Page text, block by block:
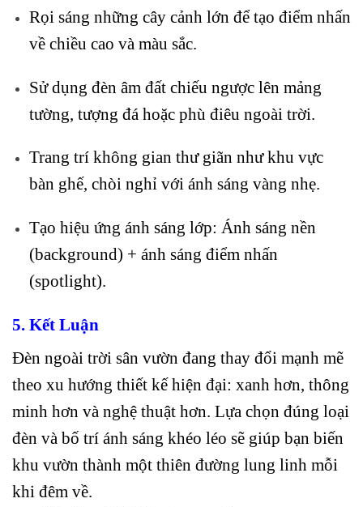
Rọi sáng những cây cảnh lớn để tạo điểm nhấn
về chiều cao và màu sắc.
Sử dụng đèn âm đất chiếu ngược lên mảng
tường, tượng đá hoặc phù điêu ngoài trời.
Trang trí không gian thư giãn như khu vực
bàn ghế, chòi nghỉ với ánh sáng vàng nhẹ.
Tạo hiệu ứng ánh sáng lớp: Ánh sáng nền
(background) + ánh sáng điểm nhấn
(spotlight).
5. Kết Luận
Đèn ngoài trời sân vườn đang thay đổi mạnh mẽ
theo xu hướng thiết kế hiện đại: xanh hơn, thông
minh hơn và nghệ thuật hơn. Lựa chọn đúng loại
đèn và bố trí ánh sáng khéo léo sẽ giúp bạn biến
khu vườn thành một thiên đường lung linh mỗi
khi đêm về.